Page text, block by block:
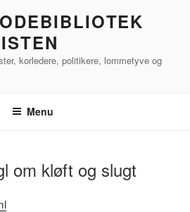
korledere, politikere, lommetyve og
Menu
om kløft og slugt